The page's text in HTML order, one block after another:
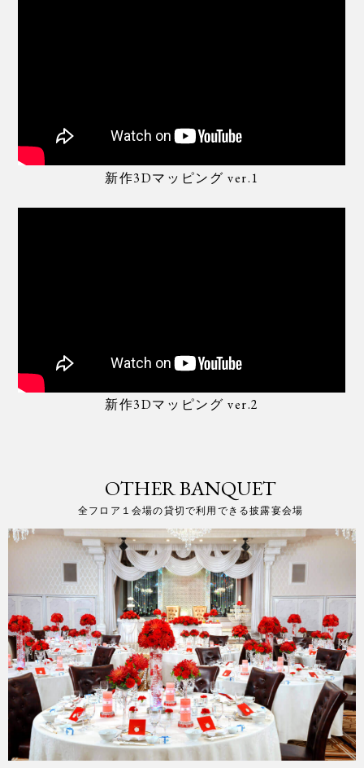
新作3Dマッピング ver.1
新作3Dマッピング ver.2
OTHER BANQUET
全フロア１会場の貸切で利用できる披露宴会場